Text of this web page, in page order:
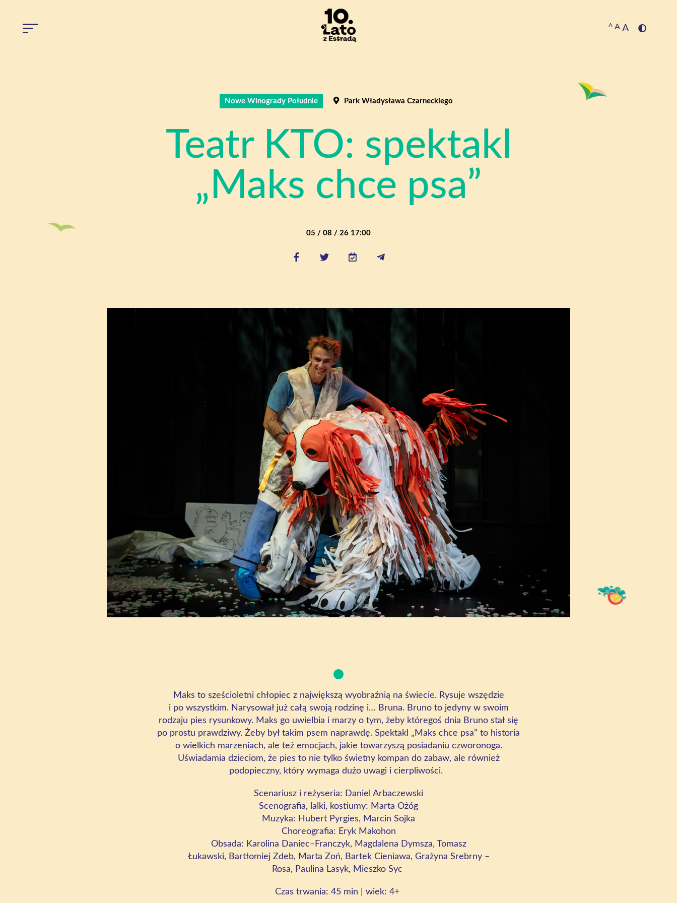
A A A
Nowe Winogrady Południe Park Władysława Czarneckiego
Teatr KTO: spektakl
„Maks chce psa”
05 / 08 / 26 17:00
Maks to sześcioletni chłopiec z największą wyobraźnią na świecie. Rysuje wszędzie
i po wszystkim. Narysował już całą swoją rodzinę i… Bruna. Bruno to jedyny w swoim
rodzaju pies rysunkowy. Maks go uwielbia i marzy o tym, żeby któregoś dnia Bruno stał się
po prostu prawdziwy. Żeby był takim psem naprawdę. Spektakl „Maks chce psa” to historia
o wielkich marzeniach, ale też emocjach, jakie towarzyszą posiadaniu czworonoga.
Uświadamia dzieciom, że pies to nie tylko świetny kompan do zabaw, ale również
podopieczny, który wymaga dużo uwagi i cierpliwości.
Scenariusz i reżyseria: Daniel Arbaczewski
Scenografia, lalki, kostiumy: Marta Ożóg
Muzyka: Hubert Pyrgies, Marcin Sojka
Choreografia: Eryk Makohon
Obsada: Karolina Daniec–Franczyk, Magdalena Dymsza, Tomasz
Łukawski, Bartłomiej Zdeb, Marta Zoń, Bartek Cieniawa, Grażyna Srebrny –
Rosa, Paulina Lasyk, Mieszko Syc
Czas trwania: 45 min | wiek: 4+